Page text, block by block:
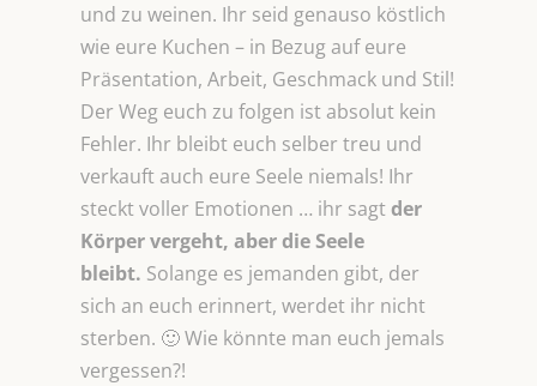
und zu weinen. Ihr seid genauso köstlich
wie eure Kuchen – in Bezug auf eure
Präsentation, Arbeit, Geschmack und Stil!
Der Weg euch zu folgen ist absolut kein
Fehler. Ihr bleibt euch selber treu und
verkauft auch eure Seele niemals! Ihr
steckt voller Emotionen … ihr sagtder
Körper vergeht, aber die Seele
bleibt. Solange es jemanden gibt, der
sich an euch erinnert, werdet ihr nicht
sterben. 🙂 Wie könnte man euch jemals
vergessen?!